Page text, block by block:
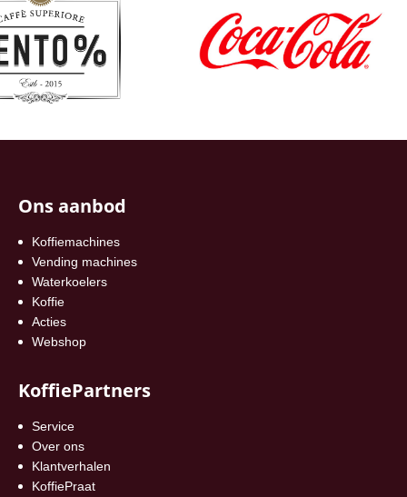
Ons aanbod
Koffiemachines
Vending machines
Waterkoelers
Koffie
Acties
Webshop
KoffiePartners
Service
Over ons
Klantverhalen
KoffiePraat